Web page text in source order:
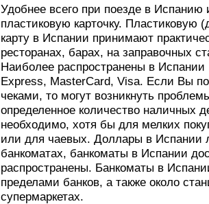
Удобнее всего при поезде в Испанию
пластиковую карточку. Пластиковую
карту в Испании принимают
ресторанах, барах, на заправочных
Наиболее распространены в
Express, MasterCard, Visa. Если Вы
чеками, то могут возникнуть
определенное количество наличных
необходимо, хотя бы для мелких
или для чаевых. Доллары в Испании
банкоматах, банкоматы в Испании
распространены. Банкоматы в
пределами банков, а также около
супермаркетах.